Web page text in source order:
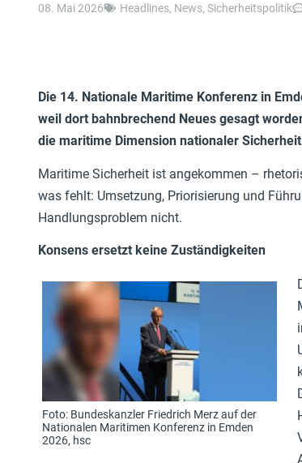
08. Mai 2026 Headlines, News, Sicherheitspolitik
Die 14. Nationale Maritime Konferenz in
weil dort bahnbrechend Neues gesagt
die maritime Dimension nationaler
Maritime Sicherheit ist angekommen –
was fehlt: Umsetzung, Priorisierung und
Handlungsproblem nicht.
Konsens ersetzt keine Zuständigkeiten
Foto: Bundeskanzler Friedrich Merz auf der
Nationalen Maritimen Konferenz in Emden
2026, hsc